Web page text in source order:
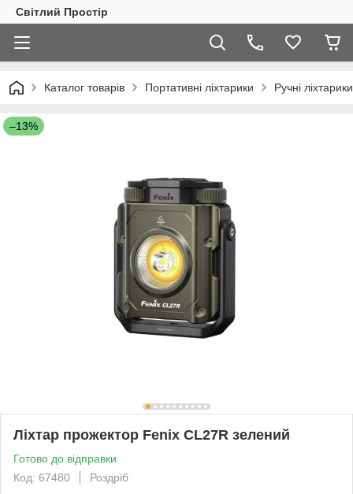
Світлий Простір
Каталог товарів Портативні ліхтарики Ручні ліхтарики
–13%
Ліхтар прожектор Fenix CL27R зелений
Готово до відправки
Код: 67480
Роздріб